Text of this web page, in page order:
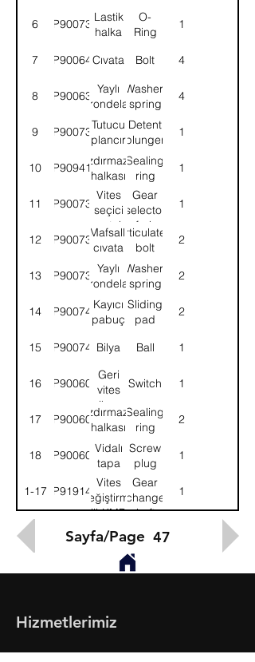
6 9P900732
Lastik
halka
O-
Ring
1
7 9P900643Cıvata Bolt 4
8 9P900637
Yaylı
rondela
Washer,
spring
4
9 9P900735
Tutucu
plancır
Detent
plunger
1
10 9P909415
Sızdırmazlık
halkası
Sealing
ring
1
11 9P900737
Vites
seçici
çatal
Gear
selector
fork
1
12 9P900738
Mafsallı
cıvata
Articulated
bolt
2
13 9P900739
Yaylı
rondela
Washer,
spring
2
14 9P900740
Kayıcı
pabuç
Sliding
pad
2
15 9P900741Bilya Ball 1
16 9P900601
Geri
vites
ikaz
müşiri
Switch 1
17 9P900600
Sızdırmazlık
halkası
Sealing
ring
2
18 9P900605
Vidalı
tapa
Screw
plug
1
1-179P919145
Vites
değiştirme
mili-KMPL.
Gear
change
shaft-
1
Sayfa/Page 47
Hizmetlerimiz
- Toptan & Perakende Yedek Parça